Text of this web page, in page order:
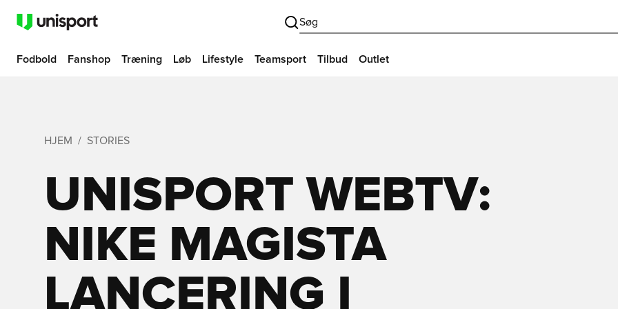
Søg
Fodbold Fanshop Træning Løb Lifestyle Teamsport Tilbud Outlet
HJEM STORIES
UNISPORT WEBTV:
NIKE MAGISTA
LANCERING I